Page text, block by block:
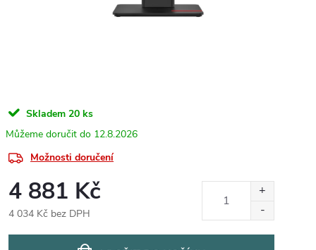
Skladem 20 ks
12.8.2026
Možnosti doručení
4 881 Kč
4 034 Kč bez DPH